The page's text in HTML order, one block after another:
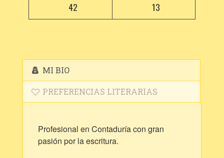
42 13
MI BIO
PREFERENCIAS LITERARIAS
Profesional en Contaduría con gran
pasión por la escritura.